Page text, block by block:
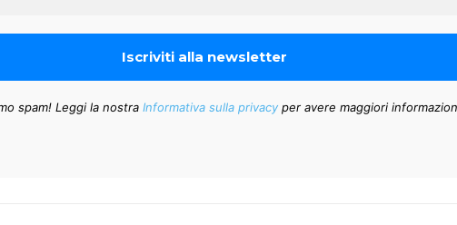
spam! Leggi la nostra Informativa sulla privacy per avere maggiori